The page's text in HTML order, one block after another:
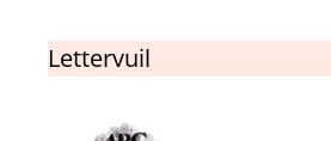
Lettervuil